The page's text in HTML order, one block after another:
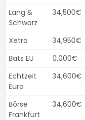
Lang &
Schwarz
34,500€
Xetra 34,950€
Bats EU
0,000€
Echtzeit
Euro
34,600€
Börse
Frankfurt
34,600€